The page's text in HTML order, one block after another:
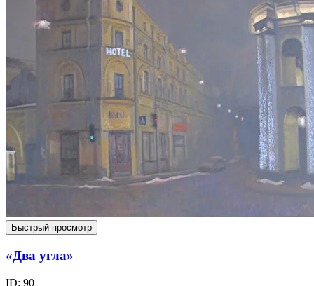
Быстрый просмотр
«Два угла»
ID: 90